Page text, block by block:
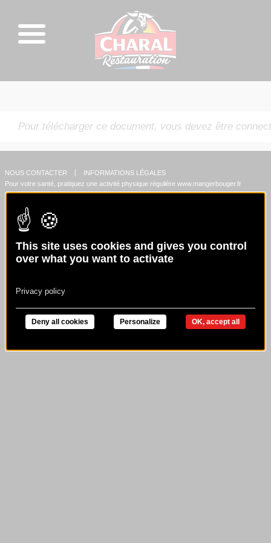
Pour télécharger ce document, vous devez être
NOUS CONTACTER
INFORMATIONS LÉGALES
Pour votre santé, pratiquez une activité physique régulière www.mangerbouger.fr
This site uses cookies and gives you control
over what you want to activate
OK, accept all
Deny all cookies Personalize
Privacy policy